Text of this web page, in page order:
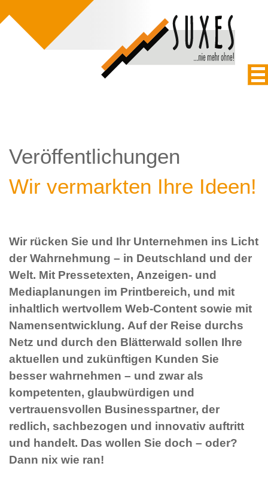
Veröffentlichungen
Wir vermarkten Ihre Ideen!
Wir rücken Sie und Ihr Unternehmen ins Licht
der Wahrnehmung – in Deutschland und der
Welt. Mit Pressetexten, Anzeigen- und
Mediaplanungen im Printbereich, und mit
inhaltlich wertvollem Web-Content sowie mit
Namensentwicklung. Auf der Reise durchs
Netz und durch den Blätterwald sollen Ihre
aktuellen und zukünftigen Kunden Sie
besser wahrnehmen – und zwar als
kompetenten, glaubwürdigen und
vertrauensvollen Businesspartner, der
redlich, sachbezogen und innovativ auftritt
und handelt. Das wollen Sie doch – oder?
Dann nix wie ran!